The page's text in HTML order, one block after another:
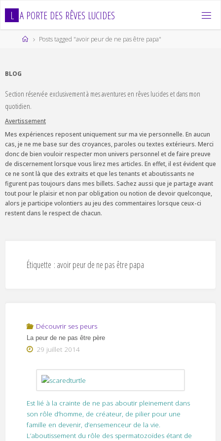
L A PORTE DES RÊVES LUCIDES
HomePosts tagged "avoir peur de ne pas être papa"
BLOG
Section réservée exclusivement à mes aventures en rêves lucides et dans mon
quotidien.
Avertissement
Mes expériences reposent uniquement sur ma vie personnelle. En aucun
cas, je ne me base sur des croyances, paroles ou textes extérieurs. Merci
donc de bien vouloir respecter mon univers personnel et de faire preuve
de discernement lorsque vous lirez mes articles. En effet, il est évident que
ce ne sont là que des extraits et que les tenants et aboutissants ne
figurent pas toujours dans mes billets. Sachez aussi que je partage avant
tout pour le plaisir et non par obligation ou notion de devoir quelconque,
alors je participe volontiers au jeu des commentaires lorsque ceux-ci
restent dans le respect de chacun.
Étiquette : avoir peur de ne pas être papa
Découvrir ses peurs
La peur de ne pas être père
29 juillet 2014
Est lié à la crainte de ne pas aboutir pleinement dans
son rôle d’homme, de créateur, de pilier pour une
famille en devenir, d’ensemenceur de la vie.
L’aboutissement du rôle des spermatozoïdes étant de